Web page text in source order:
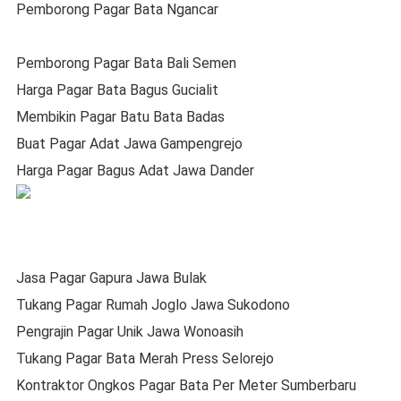
Pemborong Pagar Bata Ngancar
Pemborong Pagar Bata Bali Semen
Harga Pagar Bata Bagus Gucialit
Membikin Pagar Batu Bata Badas
Buat Pagar Adat Jawa Gampengrejo
Harga Pagar Bagus Adat Jawa Dander
Jasa Pagar Gapura Jawa Bulak
Tukang Pagar Rumah Joglo Jawa Sukodono
Pengrajin Pagar Unik Jawa Wonoasih
Tukang Pagar Bata Merah Press Selorejo
Kontraktor Ongkos Pagar Bata Per Meter Sumberbaru